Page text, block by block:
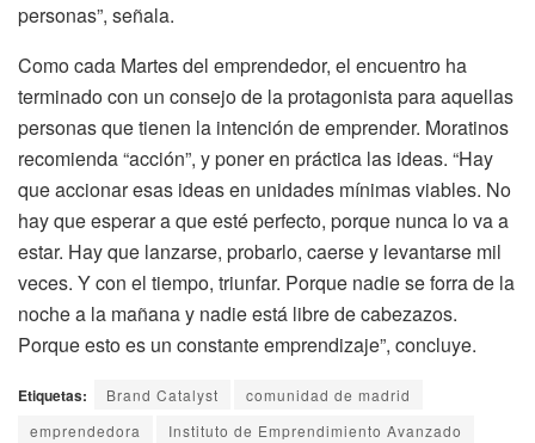
personas”, señala.
Como cada Martes del emprendedor, el encuentro ha
terminado con un consejo de la protagonista para aquellas
personas que tienen la intención de emprender. Moratinos
recomienda “acción”, y poner en práctica las ideas. “Hay
que accionar esas ideas en unidades mínimas viables. No
hay que esperar a que esté perfecto, porque nunca lo va a
estar. Hay que lanzarse, probarlo, caerse y levantarse mil
veces. Y con el tiempo, triunfar. Porque nadie se forra de la
noche a la mañana y nadie está libre de cabezazos.
Porque esto es un constante emprendizaje”, concluye.
Etiquetas: Brand Catalyst
comunidad de madrid
emprendedora
Instituto de Emprendimiento Avanzado